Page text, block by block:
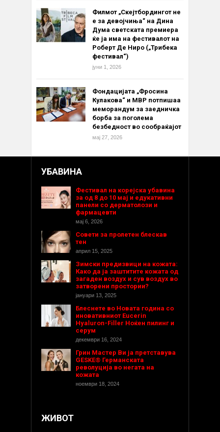
Филмот „Скејтбордингот не
е за девојчиња“ на Дина
Дума светската премиера
ќе ја има на фестивалот на
Роберт Де Ниро („Трибека
фестивал“)
јуни 1, 2026
Фондацијата „Фросина
Кулакова“ и МВР потпишаа
меморандум за заедничка
борба за поголема
безбедност во сообраќајот
мај 27, 2026
УБАВИНА
Фестивал на корејска убавина
за од 8 до 10 мај и едукативни
панели со дерматолози и
фармацевти
мај 6, 2026
Совети за пролетен блескав
тен
април 15, 2025
Зимски предизвици на кожата:
Како да ја заштитите кожата од
загаден воздух и сув воздух во
затворени простории?
јануари 13, 2025
Блеснете во Новата година со
иновативниот Eucerin
Hyaluron-Filler Ноќен пилинг и
серум
декември 16, 2024
Грин Мастер Ви ја претставува
GESKE® Германската
револуција во негата на
кожата
ноември 18, 2024
ЖИВОТ